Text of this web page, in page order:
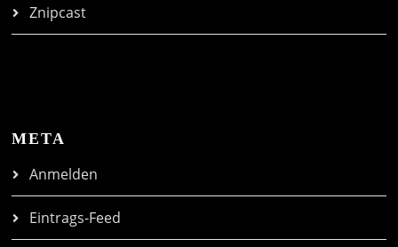
Znipcast
META
Anmelden
Eintrags-Feed